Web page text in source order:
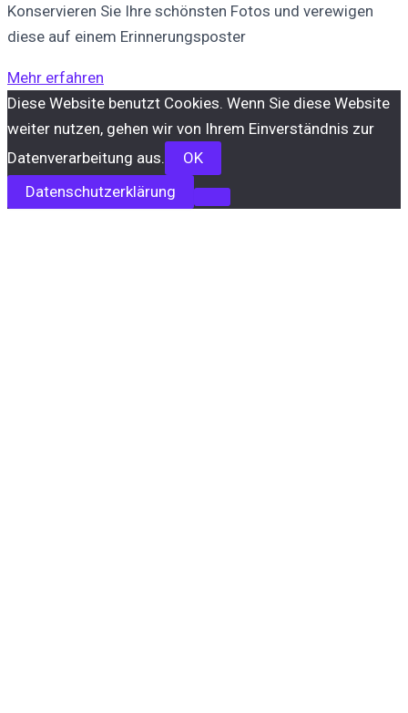
Konservieren Sie Ihre schönsten Fotos und verewigen
diese auf einem Erinnerungsposter
Mehr erfahren
Diese Website benutzt Cookies. Wenn Sie diese Website
weiter nutzen, gehen wir von Ihrem Einverständnis zur
Datenverarbeitung aus.
OK
Datenschutzerklärung